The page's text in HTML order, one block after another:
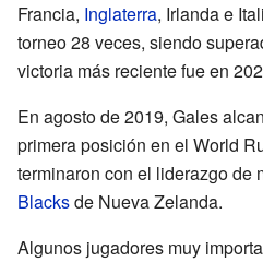
Francia, Inglaterra, Irlanda e
torneo 28 veces, siendo
victoria más reciente fue en
En agosto de 2019, Gales
primera posición en el World
terminaron con el liderazgo de
Blacksde Nueva Zelanda.
Algunos jugadores muy